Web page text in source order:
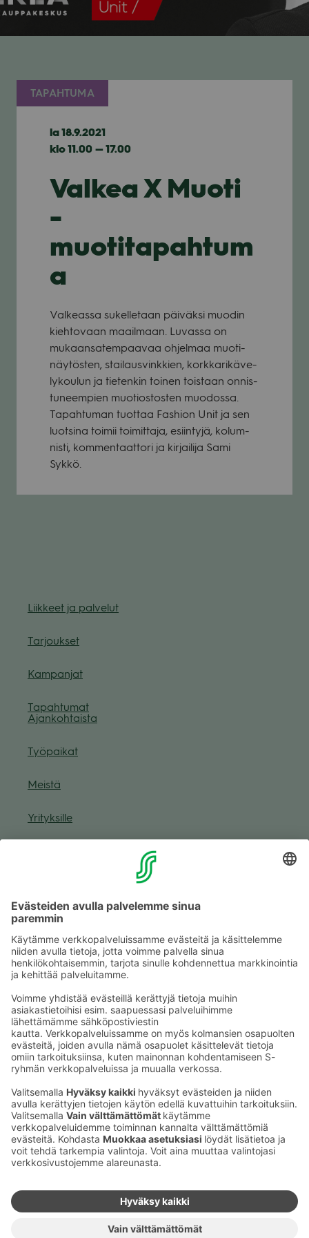
TAPAHTUMA
la 18.9.2021
klo 11.00 — 17.00
Valkea X Muoti
-
muotitapahtum
a
Val­keassa sukel­le­taan päi­väksi muo­din
kieh­to­vaan maa­il­maan. Luvassa on
mukaan­sa­tem­paa­vaa ohjel­maa muo­ti­
näy­tös­ten, stai­laus­vink­kien, kork­ka­ri­kä­ve­
ly­kou­lun ja tie­ten­kin toi­nen tois­taan onnis­
tu­neem­pien muo­tios­tos­ten muo­dossa.
Tapah­tu­man tuot­taa Fas­hion Unit ja sen
luot­sina toi­mii toi­mit­taja, esiin­tyjä, kolum­
nisti, kom­men­taat­tori ja kir­jai­lija Sami
Sykkö.
Liik­keet ja pal­ve­lut
Tar­jouk­set
Kam­pan­jat
Tapah­tu­mat
Ajan­koh­taista
Työ­pai­kat
Meistä
Yri­tyk­sille
Muuta eväs­tea­se­tuk­sia & eväs­tein­for­maa­tio
Tie­to­suo­ja­se­loste (Arina)
Kaup­pa­kes­kus
Ma-pe
9–20
La
9–19
Su
11–18
Katso poik­keus­au­kio­lottäältä
Iso­katu 22–25,
90100 Oulu
Ma-pe
7–23
7–23